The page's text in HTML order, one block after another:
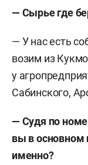
— Сырье где
— У нас есть
возим из
у
Сабинского,
— Судя по
вы в основном
именно?